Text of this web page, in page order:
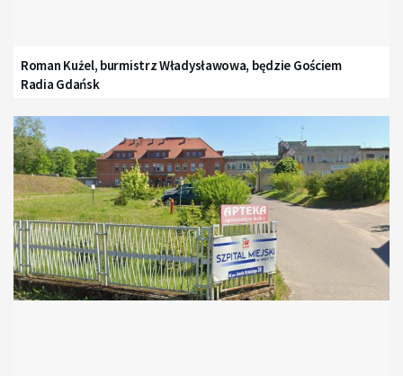
Roman Kużel, burmistrz Władysławowa, będzie Gościem
Radia Gdańsk